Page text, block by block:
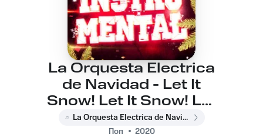
La Orquesta Electrica
de Navidad - Let It
Snow! Let It Snow! Let
It Snow!
La Orquesta Electrica de Navidad
Поп
2020